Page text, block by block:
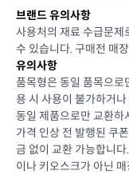
브랜드 유의사항
사용처의 재료 수급문제
수 있습니다. 구매전 매
유의사항
품목형은 동일 품목으로
용 시 사용이 불가하거
동일 제품으로만 교환하
가격 인상 전 발행된 쿠
금 없이 교환 가능합니
이나 키오스크가 아닌